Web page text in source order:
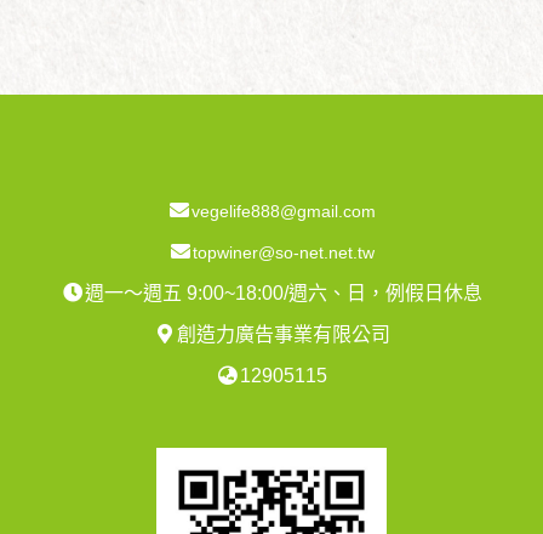
vegelife888@gmail.com
topwiner@so-net.net.tw
週一～週五 9:00~18:00/週六、日，例假日休息
創造力廣告事業有限公司
12905115